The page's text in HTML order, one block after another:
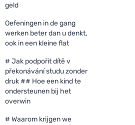
geld
Oefeningen in de gang
werken beter dan u denkt,
ook in een kleine flat
# Jak podpořit dítě v
překonávání studu zonder
druk ## Hoe een kind te
ondersteunen bij het
overwin
# Waarom krijgen we